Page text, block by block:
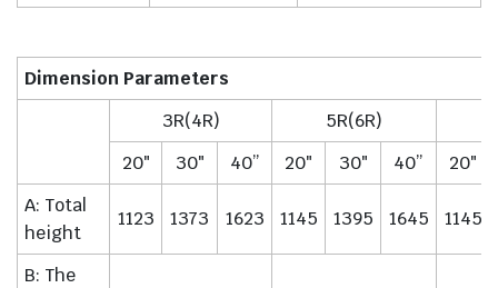
Dimension Parameters
3R(4R)
5R(6R)
20″
30″ 40” 20″ 30″ 40”
20″
A: Total
height
1123 1373 1623 1145 1395 1645 1145
B: The